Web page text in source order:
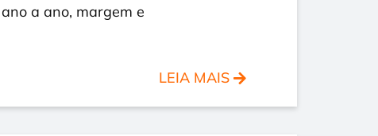
ano a ano, margem e
LEIA MAIS